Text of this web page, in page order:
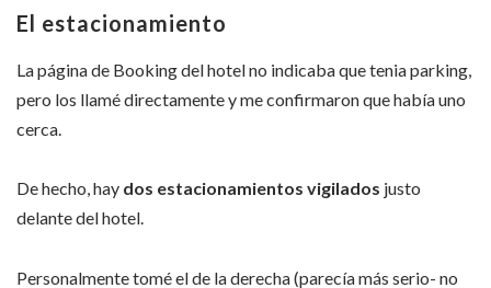
El estacionamiento
La página de Booking del hotel no indicaba que tenia parking,
pero los llamé directamente y me confirmaron que había uno
cerca.
De hecho, hay dos estacionamientos vigilados justo
delante del hotel.
Personalmente tomé el de la derecha (parecía más serio- no